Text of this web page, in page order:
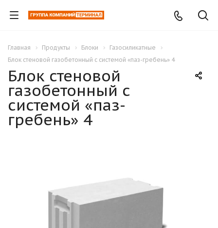
Главная Продукты Блоки
Газосиликатные
Блок стеновой газобетонный с системой «паз-гребень» 4
Блок стеновой
газобетонный с
системой «паз-
гребень» 4